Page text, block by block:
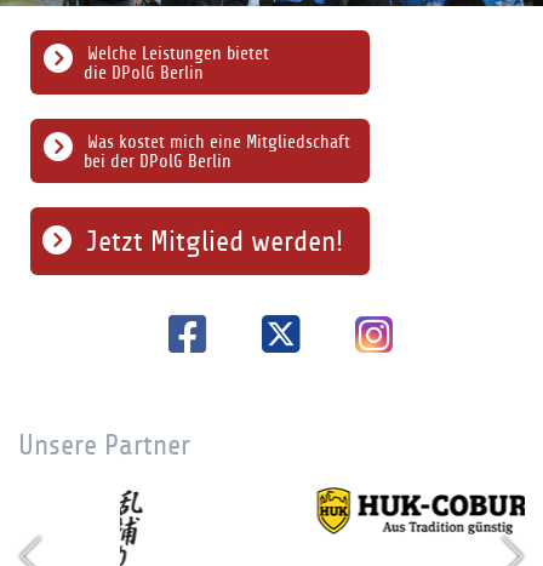
Was kostet mich eine Mitgliedschaft
bei der DPolG Berlin
Welche Leistungen bietet
die DPolG Berlin
Jetzt Mitglied werden!
Unsere Partner